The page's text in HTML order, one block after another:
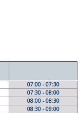
07:00 - 07:30
07:30 - 08:00
08:00 - 08:30
08:30 - 09:00